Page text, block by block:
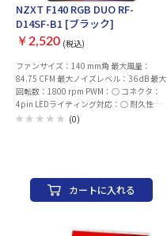
NZXT F140 RGB DUO RF-
D14SF-B1 [ブラック]
￥2,520 (税込)
ファンサイズ：140 mm角 最大風量：
84.75 CFM 最大ノイズレベル：36 dB 最大
回転数：1800 rpm PWM：○ コネクタ：
4pin LEDライティング対応：○ 耐久性：
ファン寿命：6万時間 個数：1 個 幅x高さx
(0)
カートに入れる